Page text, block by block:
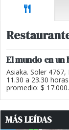
El mundo en un
Asiaka. Soler
11.30 a 23.30
promedio: $ 17.000.
MÁS LEÍDAS